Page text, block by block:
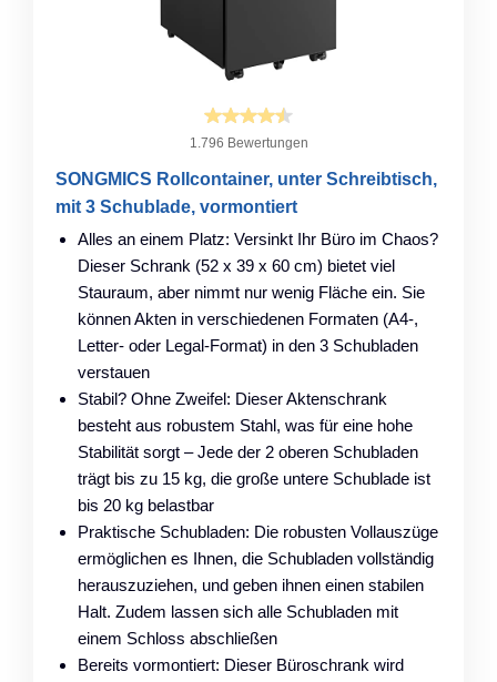
1.796 Bewertungen
SONGMICS Rollcontainer, unter Schreibtisch,
mit 3 Schublade, vormontiert
Alles an einem Platz: Versinkt Ihr Büro im Chaos?
Dieser Schrank (52 x 39 x 60 cm) bietet viel
Stauraum, aber nimmt nur wenig Fläche ein. Sie
können Akten in verschiedenen Formaten (A4-,
Letter- oder Legal-Format) in den 3 Schubladen
verstauen
Stabil? Ohne Zweifel: Dieser Aktenschrank
besteht aus robustem Stahl, was für eine hohe
Stabilität sorgt – Jede der 2 oberen Schubladen
trägt bis zu 15 kg, die große untere Schublade ist
bis 20 kg belastbar
Praktische Schubladen: Die robusten Vollauszüge
ermöglichen es Ihnen, die Schubladen vollständig
herauszuziehen, und geben ihnen einen stabilen
Halt. Zudem lassen sich alle Schubladen mit
einem Schloss abschließen
Bereits vormontiert: Dieser Büroschrank wird